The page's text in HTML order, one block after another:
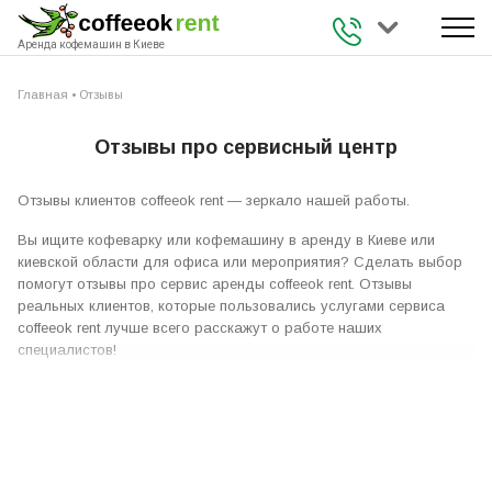
Аренда кофемашин в Киеве
+38 (093) 941
Главная • Отзывы
Отзывы про сервисный центр
Отзывы клиентов coffeeok rent — зеркало нашей работы.
Вы ищите кофеварку или кофемашину в аренду в Киеве или
киевской области для офиса или мероприятия? Сделать выбор
помогут отзывы про сервис аренды coffeeok rent. Отзывы
реальных клиентов, которые пользовались услугами сервиса
coffeeok rent лучше всего расскажут о работе наших
специалистов!